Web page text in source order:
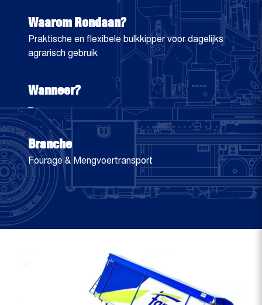
Waarom Rondaan?
Praktische en flexibele bulkkipper voor dagelijks
agrarisch gebruik
Wanneer?
–
Branche
Fourage & Mengvoertransport